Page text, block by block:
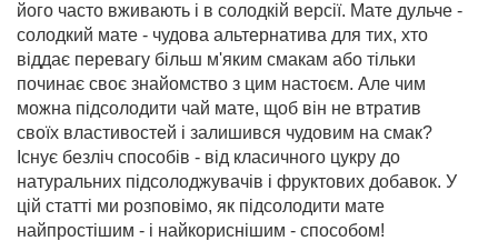
його часто вживають і в солодкій версії. Мате дульче -
солодкий мате - чудова альтернатива для тих, хто
віддає перевагу більш м'яким смакам або тільки
починає своє знайомство з цим настоєм. Але чим
можна підсолодити чай мате, щоб він не втратив
своїх властивостей і залишився чудовим на смак?
Існує безліч способів - від класичного цукру до
натуральних підсолоджувачів і фруктових добавок. У
цій статті ми розповімо, як підсолодити мате
найпростішим - і найкориснішим - способом!